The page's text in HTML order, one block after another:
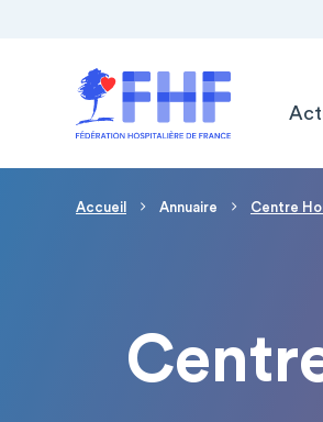
Fil d'Ariane
Accueil Annuaire Centre